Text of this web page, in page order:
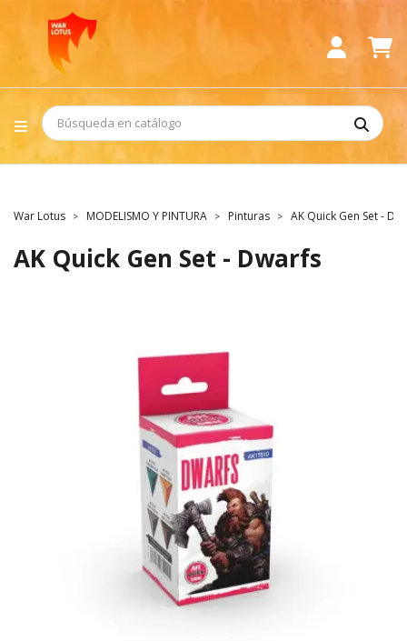
War Lotus MODELISMO Y PINTURA Pinturas AK Quick Gen Set -
AK Quick Gen Set - Dwarfs